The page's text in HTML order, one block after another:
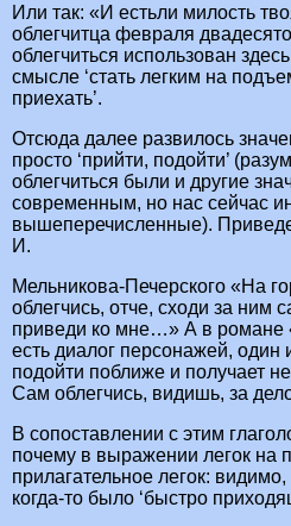
Или так: «И естьли милость
облегчитца февраля
облегчиться использован
смысле ‘стать легким на
приехать’.
Отсюда далее развилось
просто ‘прийти, подойти’
облегчиться были и другие
современным, но нас сейчас
вышеперечисленные).
И.
Мельникова-Печерского «На
облегчись, отче, сходи за ним
приведи ко мне…» А в романе
есть диалог персонажей, один
подойти поближе и получает
Сам облегчись, видишь, за
В сопоставлении с этим
почему в выражении легок на
прилагательное легок:
когда-то было ‘быстро